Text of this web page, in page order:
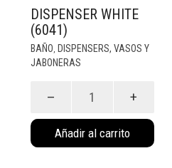
DISPENSER WHITE
(6041)
BAÑO, DISPENSERS, VASOS Y
JABONERAS
white
cantidad
Añadir al carrito